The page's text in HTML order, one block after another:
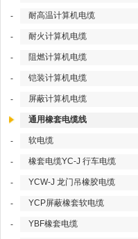
- 耐高温计算机电缆
- 耐火计算机电缆
- 阻燃计算机电缆
- 铠装计算机电缆
- 屏蔽计算机电缆
通用橡套电缆线
- 软电缆
- 橡套电缆YC-J 行车电缆
- YCW-J 龙门吊橡胶电缆
- YCP屏蔽橡套软电缆
- YBF橡套电缆